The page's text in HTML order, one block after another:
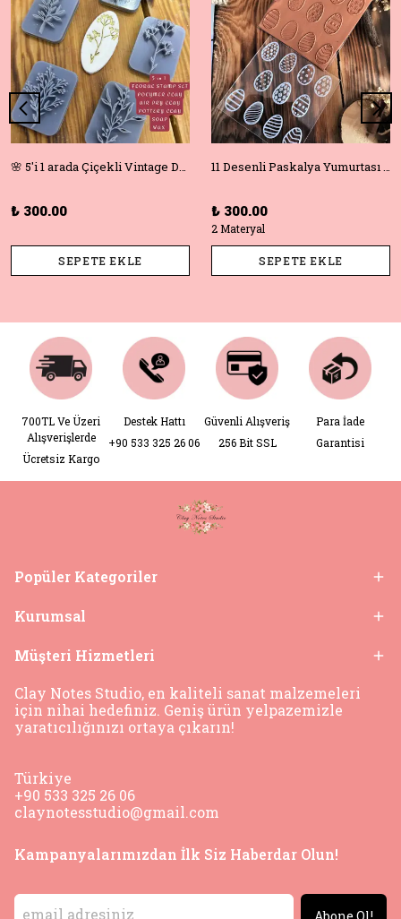
🌸 5'i 1 arada Çiçekli Vintage Deboss Damga Seti – Polimer Kil, Sabun, Seramik ve Pişirme için Mükemmel! 🌸
₺ 300.00
SEPETE EKLE
11 Desenli Paskalya Yumurtası Doku Matı +Hediye Kalıp | Polimer Kil & Hava ile Kuruyan Kil için Damga
₺ 300.00
2 Materyal
SEPETE EKLE
700TL Ve Üzeri
Alışverişlerde
Ücretsiz Kargo
Destek Hattı
+90 533 325 26 06
Güvenli Alışveriş
256 Bit SSL
Para İade
Garantisi
Popüler Kategoriler
Kurumsal
Müşteri Hizmetleri
Clay Notes Studio, en kaliteli sanat malzemeleri
için nihai hedefiniz. Geniş ürün yelpazemizle
yaratıcılığınızı ortaya çıkarın!
Türkiye
+90 533 325 26 06
claynotesstudio@gmail.com
Kampanyalarımızdan İlk Siz Haberdar Olun!